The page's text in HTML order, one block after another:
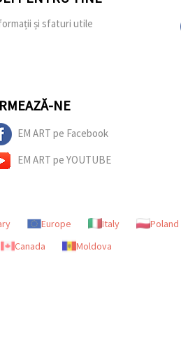
și sfaturi utile
NE
EM ART pe Facebook
EM ART pe YOUTUBE
Europe Italy Poland
Canada Moldova